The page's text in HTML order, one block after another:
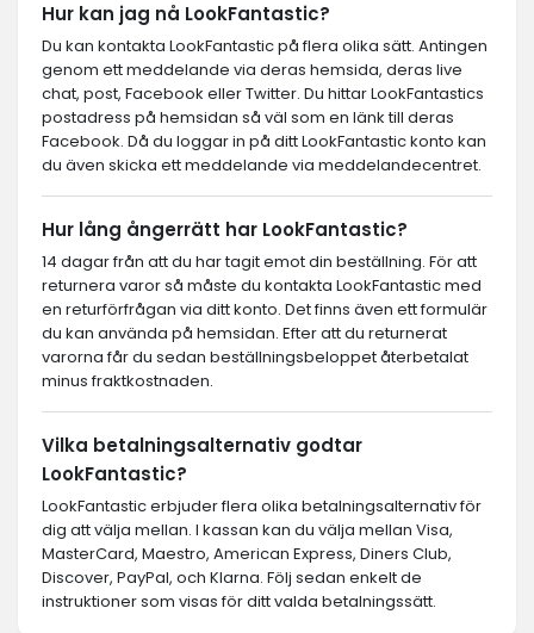
Hur kan jag nå LookFantastic?
Du kan kontakta LookFantastic på flera olika sätt. Antingen
genom ett meddelande via deras hemsida, deras live
chat, post, Facebook eller Twitter. Du hittar LookFantastics
postadress på hemsidan så väl som en länk till deras
Facebook. Då du loggar in på ditt LookFantastic konto kan
du även skicka ett meddelande via meddelandecentret.
Hur lång ångerrätt har LookFantastic?
14 dagar från att du har tagit emot din beställning. För att
returnera varor så måste du kontakta LookFantastic med
en returförfrågan via ditt konto. Det finns även ett formulär
du kan använda på hemsidan. Efter att du returnerat
varorna får du sedan beställningsbeloppet återbetalat
minus fraktkostnaden.
Vilka betalningsalternativ godtar
LookFantastic?
LookFantastic erbjuder flera olika betalningsalternativ för
dig att välja mellan. I kassan kan du välja mellan Visa,
MasterCard, Maestro, American Express, Diners Club,
Discover, PayPal, och Klarna. Följ sedan enkelt de
instruktioner som visas för ditt valda betalningssätt.